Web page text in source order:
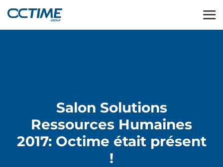
Salon Solutions
Ressources Humaines
2017: Octime était présent
!